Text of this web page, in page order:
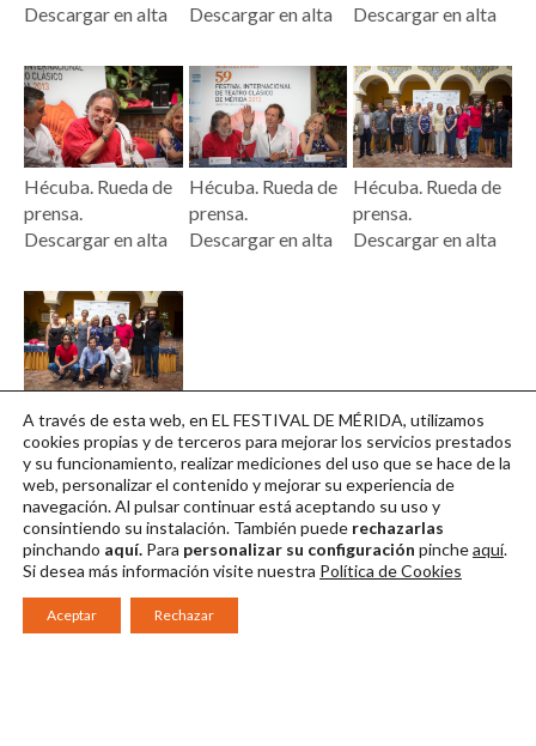
Descargar en alta
Descargar en alta
Descargar en alta
Hécuba. Rueda de
prensa.
Descargar en alta
Hécuba. Rueda de
prensa.
Descargar en alta
Hécuba. Rueda de
prensa.
Descargar en alta
Hécuba. Rueda de
prensa.
Descargar en alta
A través de esta web, en EL FESTIVAL DE MÉRIDA, utilizamos
cookies propias y de terceros para mejorar los servicios prestados
y su funcionamiento, realizar mediciones del uso que se hace de la
web, personalizar el contenido y mejorar su experiencia de
navegación. Al pulsar continuarestá aceptando su uso y
consintiendo su instalación. También puede rechazarlas
pinchando aquí. Para personalizar su configuración pincheaquí.
Si desea más información visite nuestra Política de Cookies
Aceptar Rechazar